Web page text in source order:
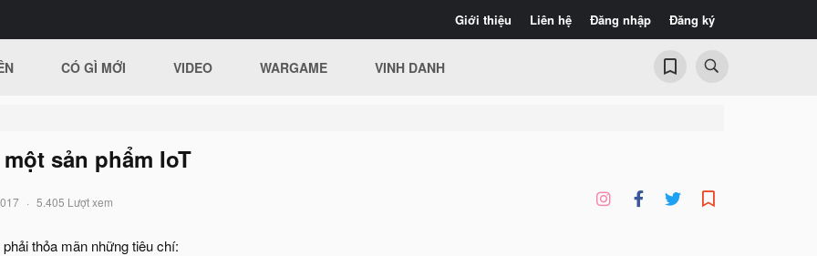
Giới thiệu Liên hệ Đăng nhập Đăng ký
CÓ GÌ MỚI VIDEO WARGAME VINH DANH
sản phẩm IoT
5.405 Lượt xem
thỏa mãn những tiêu chí: